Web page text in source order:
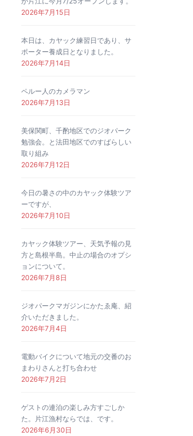
2026年7月15日
本日は、カヤック練習日であり、サ
ポーター養成日となりました。
2026年7月14日
ペルー人のカメラマン
2026年7月13日
美保関町、千酌地区でのジオパーク
勉強会。と法田地区でのすばらしい
取り組み
2026年7月12日
今日の暑さの中のカヤック体験ツア
ーですが、
2026年7月10日
カヤック体験ツアー、天気予報の見
方と島根半島。中止の場合のオプシ
ョンについて。
2026年7月8日
ジオパークマガジンにかたゑ庵、紹
介いただきました。
2026年7月4日
電動バイクについて地元の交番のお
まわりさんと打ち合わせ
2026年7月2日
ゲストの連泊の楽しみ方すごしか
た。片江漁村ならでは、です。
2026年6月30日